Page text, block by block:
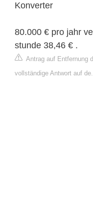
Konverter
80.000 € pro jahr
stunde 38,46 € .
Antrag auf Entfernung
vollständige Antwort auf